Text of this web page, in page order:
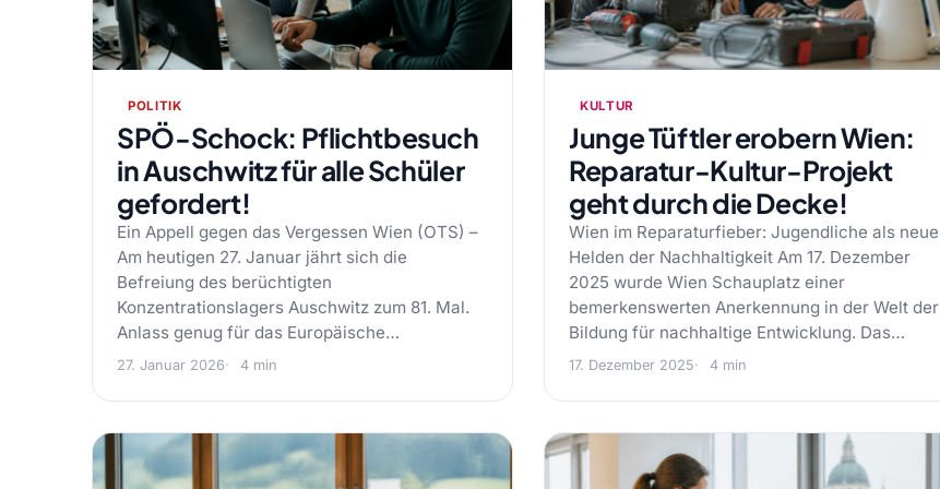
POLITIK
SPÖ-Schock: Pflichtbesuch
in Auschwitz für alle Schüler
gefordert!
Ein Appell gegen das Vergessen Wien (OTS) –
Am heutigen 27. Januar jährt sich die
Befreiung des berüchtigten
Konzentrationslagers Auschwitz zum 81. Mal.
Anlass genug für das Europäische…
27. Januar 2026 4 min
KULTUR
Junge Tüftler erobern Wien:
Reparatur-Kultur-Projekt
geht durch die Decke!
Wien im Reparaturfieber: Jugendliche als neue
Helden der Nachhaltigkeit Am 17. Dezember
2025 wurde Wien Schauplatz einer
bemerkenswerten Anerkennung in der Welt der
Bildung für nachhaltige Entwicklung. Das…
17. Dezember 2025 4 min